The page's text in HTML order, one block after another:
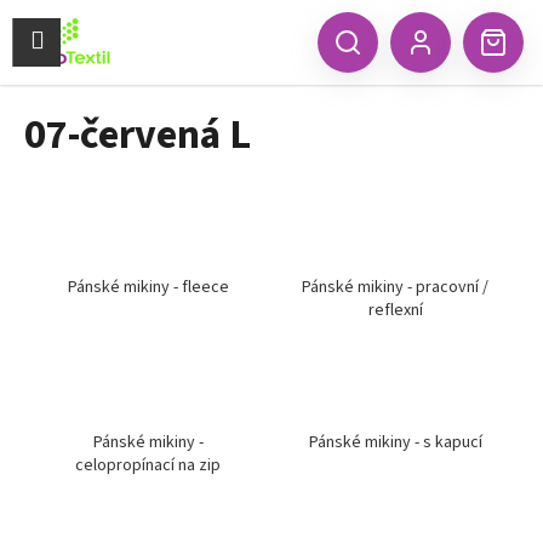
obsah
HledatPřihlášení
Menu
07-červená L
Pánské mikiny - fleece
Pánské mikiny - pracovní /
reflexní
Pánské mikiny -
celopropínací na zip
Pánské mikiny - s kapucí
K
š Zpět
Zpět
C